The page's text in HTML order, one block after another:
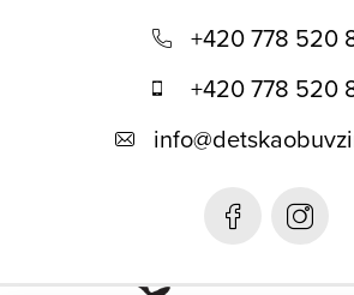
+420 778 520
+420 778 520
info@